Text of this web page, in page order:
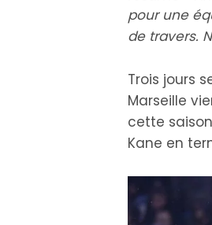
pour une
de travers.
Trois jours
Marseille
cette
Kane en